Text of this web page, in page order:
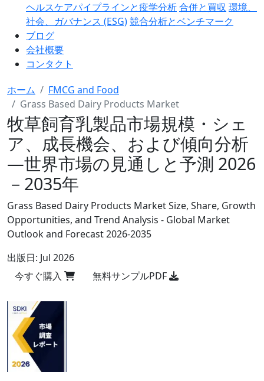
ヘルスケアパイプラインと疫学分析合併と買収 環境、
社会、ガバナンス (ESG)競合分析とベンチマーク
ブログ
会社概要
コンタクト
ホーム
FMCG and Food
Grass Based Dairy Products Market
牧草飼育乳製品市場規模・シェ
ア、成長機会、および傾向分析
―世界市場の見通しと予測 2026
－2035年
Grass Based Dairy Products Market Size, Share, Growth
Opportunities, and Trend Analysis - Global Market
Outlook and Forecast 2026-2035
出版日: Jul 2026
今すぐ購入
無料サンプルPDF